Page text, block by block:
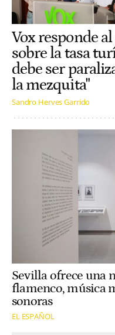
Vox responde
sobre la tasa
debe ser
la mezquita"
Sandro Herves Garrido
Sevilla ofrece una
flamenco, música
sonoras
EL ESPAÑOL